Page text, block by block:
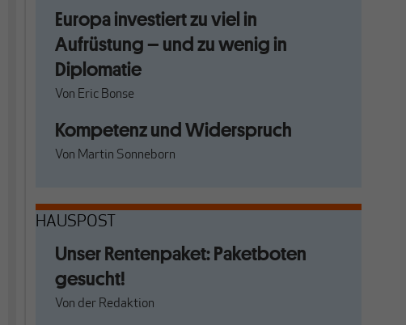
Europa investiert zu viel in
Aufrüstung – und zu wenig in
Diplomatie
Von Eric Bonse
Kompetenz und Widerspruch
Von Martin Sonneborn
HAUSPOST
Unser Rentenpaket: Paketboten
gesucht!
Von der Redaktion